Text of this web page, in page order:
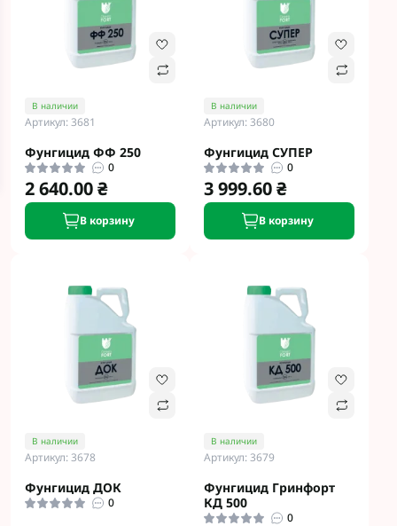
В наличии
Артикул: 3681
Фунгицид ФФ 250
0
2 640.00 ₴
В корзину
В наличии
Артикул: 3680
Фунгицид СУПЕР
0
3 999.60 ₴
В корзину
В наличии
Артикул: 3678
Фунгицид ДОК
0
В наличии
Артикул: 3679
Фунгицид Гринфорт
КД 500
0